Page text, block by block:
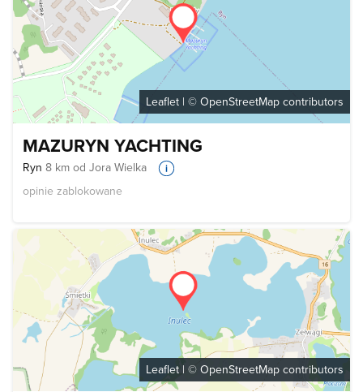
Leaflet | © OpenStreetMap contributors
MAZURYN YACHTING
Ryn 8 km od Jora Wielka
opinie zablokowane
Leaflet | © OpenStreetMap contributors